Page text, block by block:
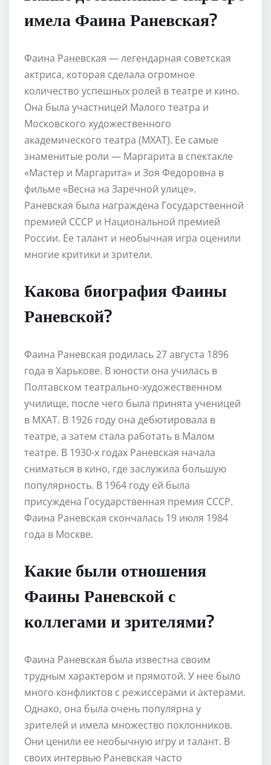
имела Фаина Раневская?
Фаина Раневская — легендарная советская
актриса, которая сделала огромное
количество успешных ролей в театре и кино.
Она была участницей Малого театра и
Московского художественного
академического театра (МХАТ). Ее самые
знаменитые роли — Маргарита в спектакле
«Мастер и Маргарита» и Зоя Федоровна в
фильме «Весна на Заречной улице».
Раневская была награждена Государственной
премией СССР и Национальной премией
России. Ее талант и необычная игра оценили
многие критики и зрители.
Какова биография Фаины
Раневской?
Фаина Раневская родилась 27 августа 1896
года в Харькове. В юности она училась в
Полтавском театрально-художественном
училище, после чего была принята ученицей
в МХАТ. В 1926 году она дебютировала в
театре, а затем стала работать в Малом
театре. В 1930-х годах Раневская начала
сниматься в кино, где заслужила большую
популярность. В 1964 году ей была
присуждена Государственная премия СССР.
Фаина Раневская скончалась 19 июля 1984
года в Москве.
Какие были отношения
Фаины Раневской с
коллегами и зрителями?
Фаина Раневская была известна своим
трудным характером и прямотой. У нее было
много конфликтов с режиссерами и актерами.
Однако, она была очень популярна у
зрителей и имела множество поклонников.
Они ценили ее необычную игру и талант. В
своих интервью Раневская часто